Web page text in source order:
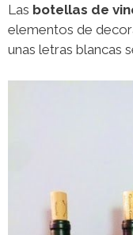
Las botellas de
elementos de
unas letras blancas